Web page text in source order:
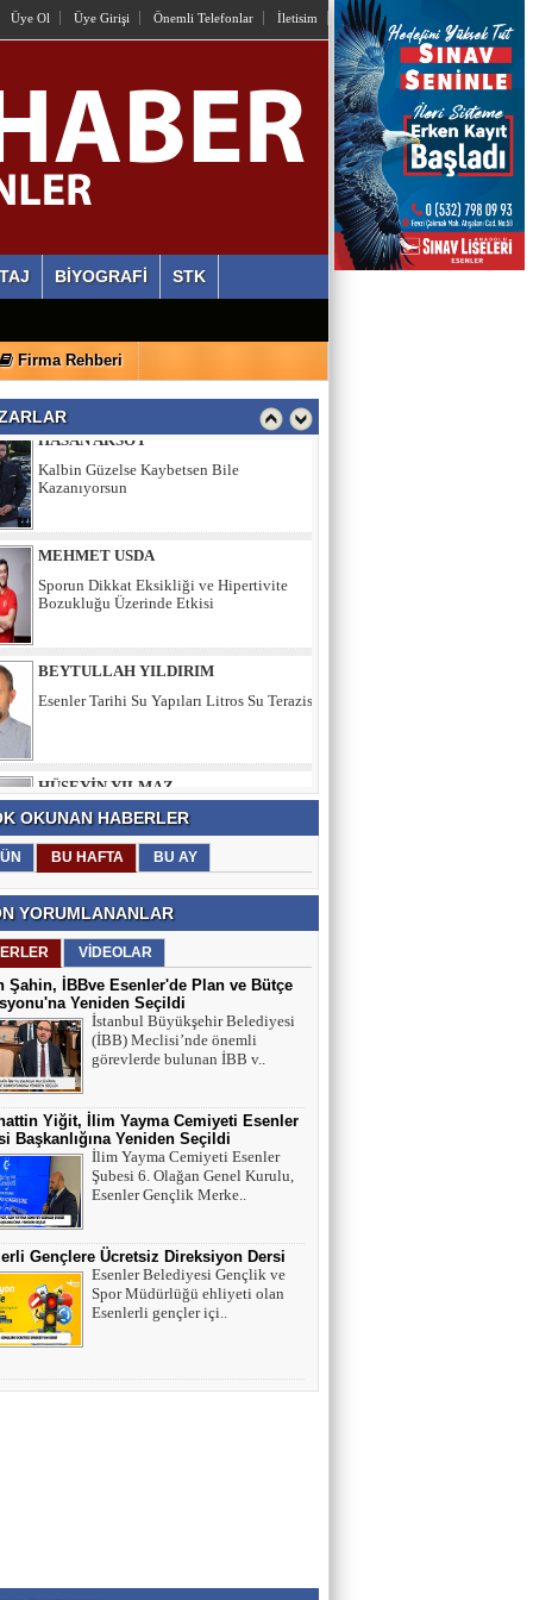
Üye Ol Üye Girişi Önemli Telefonlar İletisim
BİYOGRAFİ STK
Firma Rehberi
İstiyorlar Ki Unutalım!
AYLİN ALVEREN ÖZEN
SEN SACA GEL YETER
Ahlaki Yozlaşma Platformları
HASAN AKSOY
Kalbin Güzelse Kaybetsen Bile
MEHMET USDA
Sporun Dikkat Eksikliği ve Hipertivite
BEYTULLAH YILDIRIM
Esenler Tarihi Su Yapıları Litros Su Terazisi
HÜSEYİN YILMAZ
İstanbul Sözleşmesi değil, 'Veda Hutbesi!
AYŞE GÜL ÖZER
Aklın Sustuğu Yerde, “Ş İ D D E T”
Konuşur!
MUSTAFA KARACA
HAYVAN HAKLARI
AV. SEDAT İLBEGİ
YENİ PARTİ (Seçilmişlerin Mahvına,
Statükonun Devamına…)
HAMZA BALCI
"DİRİ DİRİ TOPRAĞA GÖMÜLEN
KIZA,HANGİ GÜNAHTAN ÖTÜRÜ
ÖLDÜRÜLDÜĞÜ SORULDUĞU
ZAMAN..." (TEKVİR, 8-9)
Uğur Çoban
OKUNAN HABERLER
BU HAFTA BU AY
YORUMLANANLAR
VİDEOLAR
Şahin, İBBve Esenler'de Plan ve Bütçe
Yeniden Seçildi
İstanbul Büyükşehir Belediyesi
(İBB) Meclisi’nde önemli
görevlerde bulunan İBB v..
Yiğit, İlim Yayma Cemiyeti Esenler
Başkanlığına Yeniden Seçildi
İlim Yayma Cemiyeti Esenler
Şubesi 6. Olağan Genel Kurulu,
Esenler Gençlik Merke..
Gençlere Ücretsiz Direksiyon Dersi
Esenler Belediyesi Gençlik ve
Spor Müdürlüğü ehliyeti olan
Esenlerli gençler içi..